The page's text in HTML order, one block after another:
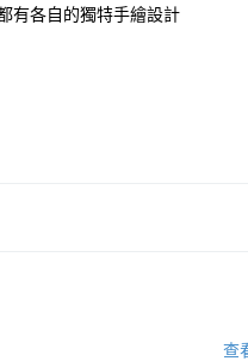
第一商業銀行
含以上)免運費
有各自的獨特手繪設計
查